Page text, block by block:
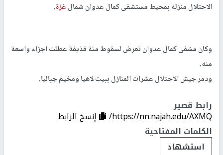
الاحتلال منزله بمحيط مستشفى كمال عدوان شمالغزة.
وكان مشفى كمال عدوان تعرض لسقوط مئة قذيفة عطلت اجزاء واسعة
منه.
ودمر جيش الاحتلال عشرات المنازل ببيت لاهيا ومخيم جباليا.
رابط قصير
https://nn.najah.edu/AXMQ/
إنسخ الرابط
الكلمات المفتاحية
استشهاد